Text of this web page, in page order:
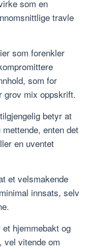
som en
travle
som forenkler
som for
grov mix oppskrift.
betyr at
enten det
en uventet
et velsmakende
innsats, selv
hjemmebakt og
vel vitende om